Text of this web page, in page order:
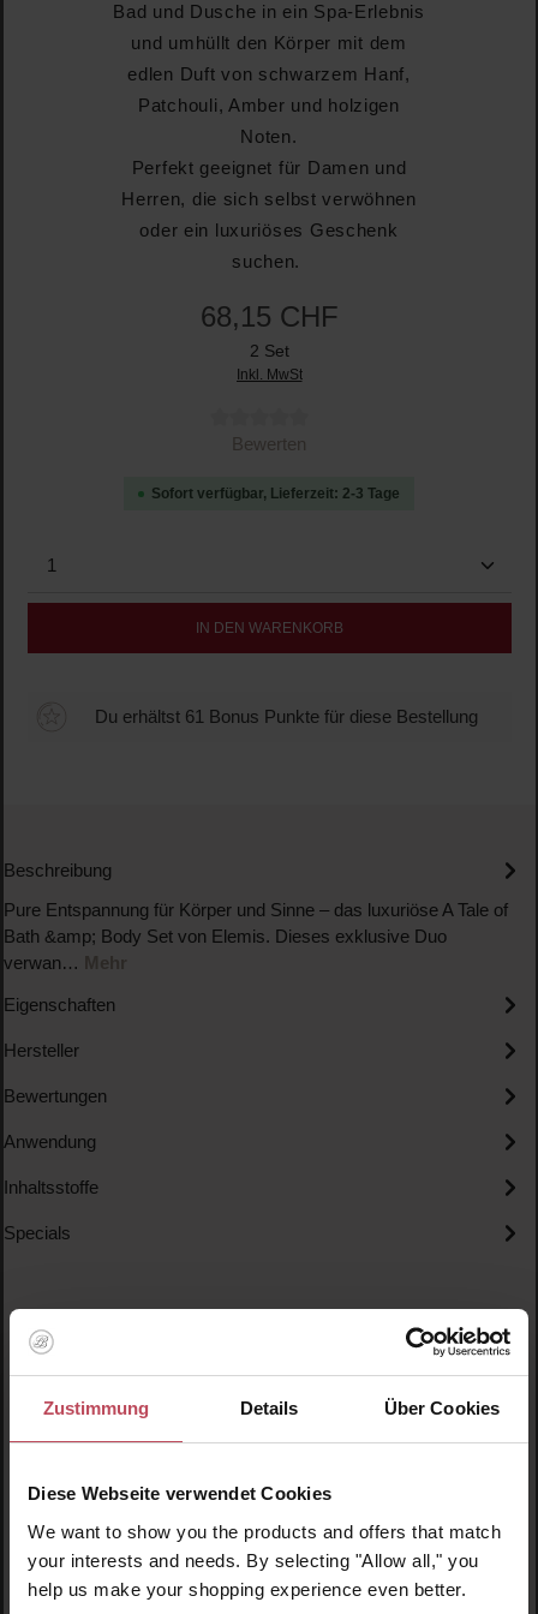
Zustimmung Details Über Cookies
Diese Webseite verwendet Cookies
We want to show you the products and offers that match
your interests and needs. By selecting "Allow all," you
help us make your shopping experience even better.
Bad und Dusche in ein Spa-Erlebnis
und umhüllt den Körper mit dem
edlen Duft von schwarzem Hanf,
Patchouli, Amber und holzigen
Noten.
Perfekt geeignet für Damen und
Herren, die sich selbst verwöhnen
oder ein luxuriöses Geschenk
suchen.
68,15 CHF
2 Set
Inkl. MwSt
Durchschnittliche Bewertung von 0 von 5 Sternen
Bewerten
Sofort verfügbar, Lieferzeit: 2-3 Tage
Produkt Anzahl: Gib den gewünschten Wert ein
IN DEN WARENKORB
Du erhältst 61 Bonus Punkte für diese Bestellung
Beschreibung
Pure Entspannung für Körper und Sinne – das luxuriöse A Tale of
Bath &amp; Body Set von Elemis. Dieses exklusive Duo
verwan… Mehr
Eigenschaften
Hersteller
Bewertungen
Anwendung
Inhaltsstoffe
Specials
Produktgalerie überspringen